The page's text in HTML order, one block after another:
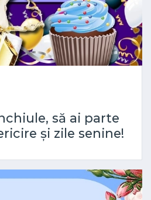
să ai parte
și zile senine!